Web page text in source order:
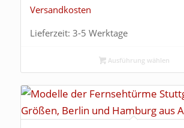
Versandkosten
Lieferzeit: 3-5 Werktage
Ausführung wählen